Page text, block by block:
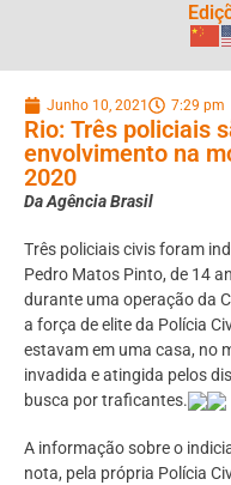
Junho 10, 2021 7:29 pm
Rio: Três policiais
envolvimento na
2020
Da Agência Brasil
Três policiais civis foram
Pedro Matos Pinto, de 14
durante uma operação da
a força de elite da Polícia
estavam em uma casa, no
invadida e atingida pelos
busca por traficantes.
A informação sobre o
nota, pela própria Polícia